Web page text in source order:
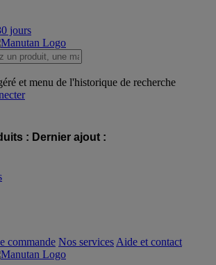
jours
et menu de l'historique de recherche
: Dernier ajout :
commande Nos services